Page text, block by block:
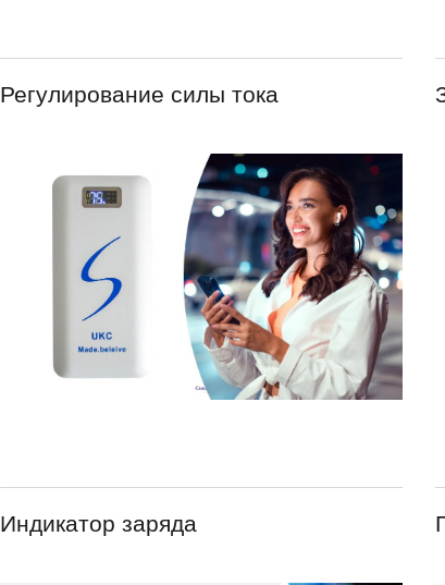
Регулирование силы тока
Индикатор заряда